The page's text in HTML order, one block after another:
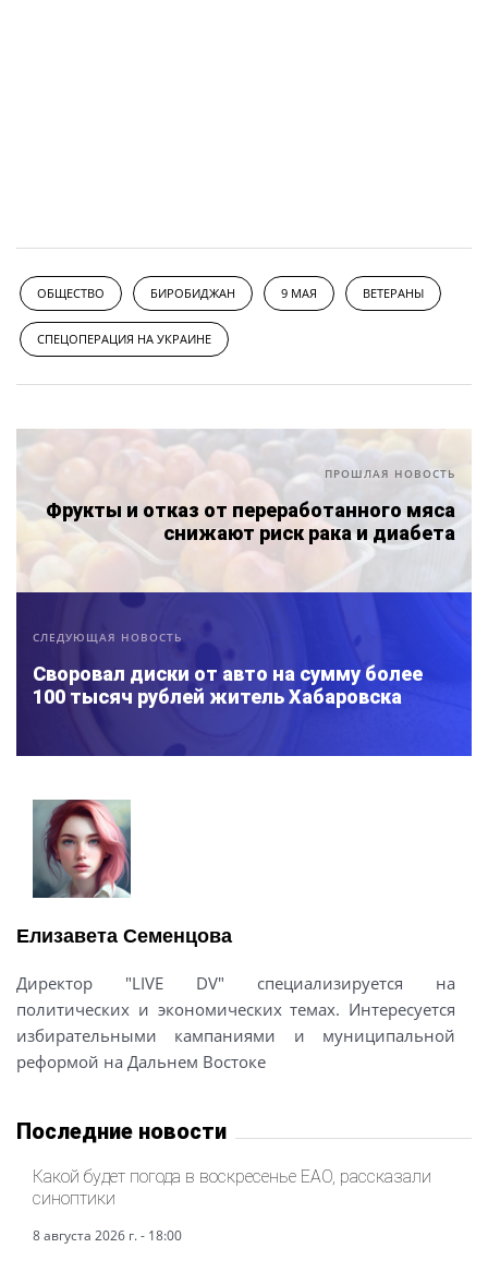
ОБЩЕСТВО БИРОБИДЖАН 9 МАЯ ВЕТЕРАНЫ
СПЕЦОПЕРАЦИЯ НА УКРАИНЕ
ПРОШЛАЯ НОВОСТЬ
Фрукты и отказ от переработанного мяса
снижают риск рака и диабета
СЛЕДУЮЩАЯ НОВОСТЬ
Своровал диски от авто на сумму более
100 тысяч рублей житель Хабаровска
Елизавета Семенцова
Директор "LIVE DV" специализируется на
политических и экономических темах. Интересуется
избирательными кампаниями и муниципальной
реформой на Дальнем Востоке
Последние новости
Какой будет погода в воскресенье ЕАО, рассказали
синоптики
8 августа 2026 г. - 18:00